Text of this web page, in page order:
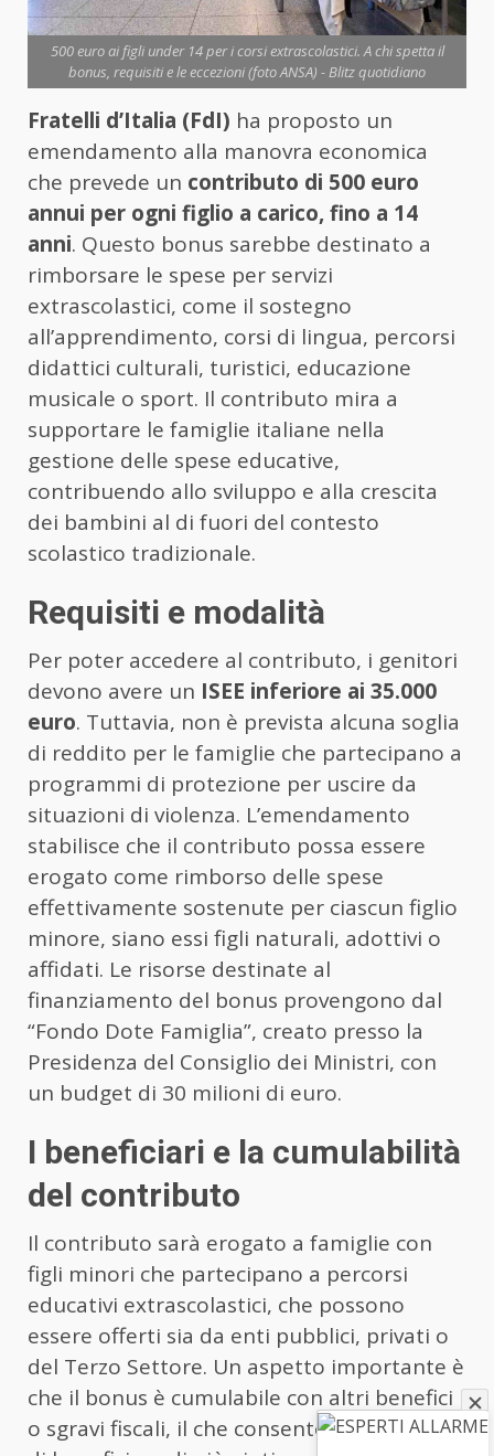
500 euro ai figli under 14 per i corsi extrascolastici. A chi spetta il
bonus, requisiti e le eccezioni (foto ANSA) - Blitz quotidiano
Fratelli d’Italia (FdI) ha proposto un
emendamento alla manovra economica
che prevede un contributo di 500 euro
annui per ogni figlio a carico, fino a 14
anni. Questo bonus sarebbe destinato a
rimborsare le spese per servizi
extrascolastici, come il sostegno
all’apprendimento, corsi di lingua, percorsi
didattici culturali, turistici, educazione
musicale o sport. Il contributo mira a
supportare le famiglie italiane nella
gestione delle spese educative,
contribuendo allo sviluppo e alla crescita
dei bambini al di fuori del contesto
scolastico tradizionale.
Requisiti e modalità
Per poter accedere al contributo, i genitori
devono avere un ISEE inferiore ai 35.000
euro. Tuttavia, non è prevista alcuna soglia
di reddito per le famiglie che partecipano a
programmi di protezione per uscire da
situazioni di violenza. L’emendamento
stabilisce che il contributo possa essere
erogato come rimborso delle spese
effettivamente sostenute per ciascun figlio
minore, siano essi figli naturali, adottivi o
affidati. Le risorse destinate al
finanziamento del bonus provengono dal
“Fondo Dote Famiglia”, creato presso la
Presidenza del Consiglio dei Ministri, con
un budget di 30 milioni di euro.
I beneficiari e la cumulabilità
del contributo
Il contributo sarà erogato a famiglie con
figli minori che partecipano a percorsi
educativi extrascolastici, che possono
essere offerti sia da enti pubblici, privati o
del Terzo Settore. Un aspetto importante è
che il bonus è cumulabile con altri benefici
o sgravi fiscali, il che consente alle famiglie